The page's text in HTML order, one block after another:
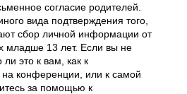
согласие родителей.
вида подтверждения того,
сбор личной информации от
младше 13 лет. Если вы не
это к вам, как к
конференции, или к самой
за помощью к